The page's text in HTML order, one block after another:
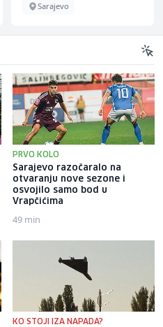
Sarajevo
PRVO KOLO
Sarajevo razočaralo na
otvaranju nove sezone i
osvojilo samo bod u
Vrapčićima
49 min
KO STOJI IZA NAPADA?